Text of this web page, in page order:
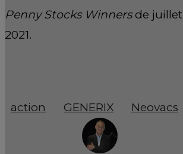
Penny Stocks Winnersde juillet
2021.
action GENERIX Neovacs